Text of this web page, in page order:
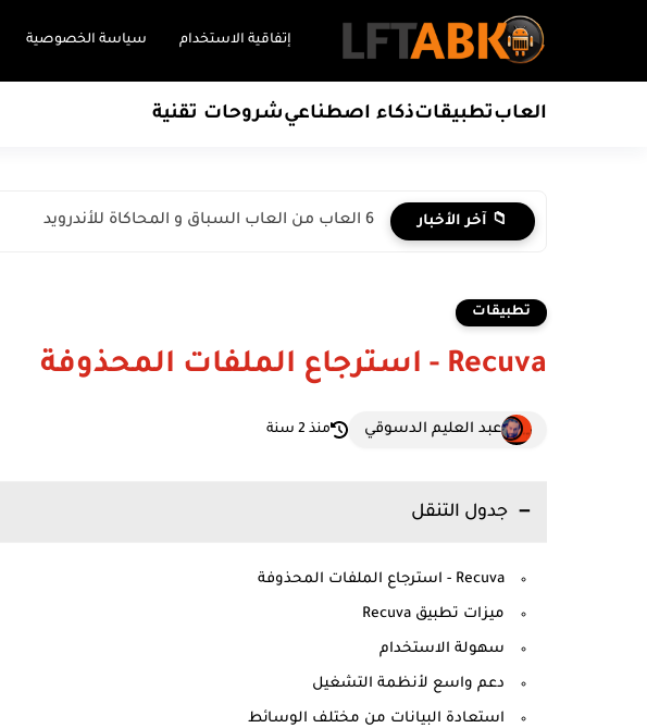
إتفاقية الاستخدام سياسة الخصوصية
العابتطبيقاتذكاء اصطناعيشروحات تقنية
📁 آخر الأخبار 6 العاب من العاب السباق و المحاكاة للأندرويد
تطبيقات
Recuva - استرجاع الملفات المحذوفة
عبد العليم الدسوقي منذ 2 سنة
جدول التنقل
Recuva - استرجاع الملفات المحذوفة
ميزات تطبيق Recuva
سهولة الاستخدام
دعم واسع لأنظمة التشغيل
استعادة البيانات من مختلف الوسائط